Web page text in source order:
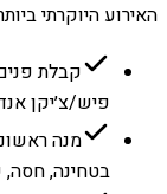
האירוע היוקרתי ביותר ·
פיש/צ׳יקן
בטחינה, חסה,